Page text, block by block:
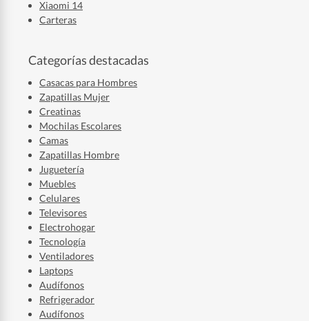
Xiaomi 14
Carteras
Categorías destacadas
Casacas para Hombres
Zapatillas Mujer
Creatinas
Mochilas Escolares
Camas
Zapatillas Hombre
Juguetería
Muebles
Celulares
Televisores
Electrohogar
Tecnología
Ventiladores
Laptops
Audífonos
Refrigerador
Audífonos